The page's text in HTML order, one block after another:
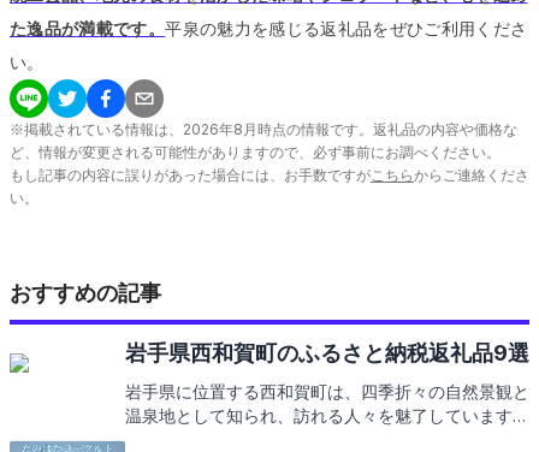
た逸品が満載です。平泉の魅力を感じる返礼品をぜひご利用くださ
い。
※掲載されている情報は、 2026年8 月時点の情報です。返礼品の内容や価格な
ど、情報が変更される可能性がありますので、必ず事前にお調べください。
もし記事の内容に誤りがあった場合には、お手数ですがこちらからご連絡くださ
い。
おすすめの記事
岩手県西和賀町のふるさと納税返礼品9選
岩手県に位置する西和賀町は、四季折々の自然景観と
温泉地として知られ、訪れる人々を魅了しています。